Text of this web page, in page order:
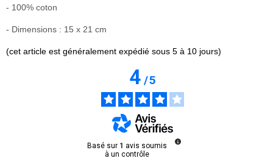
- 100% coton
- Dimensions : 15 x 21 cm
(cet article est généralement expédié sous 5 à 10 jours)
4/5
Basé sur 1 avis soumis
à un contrôle